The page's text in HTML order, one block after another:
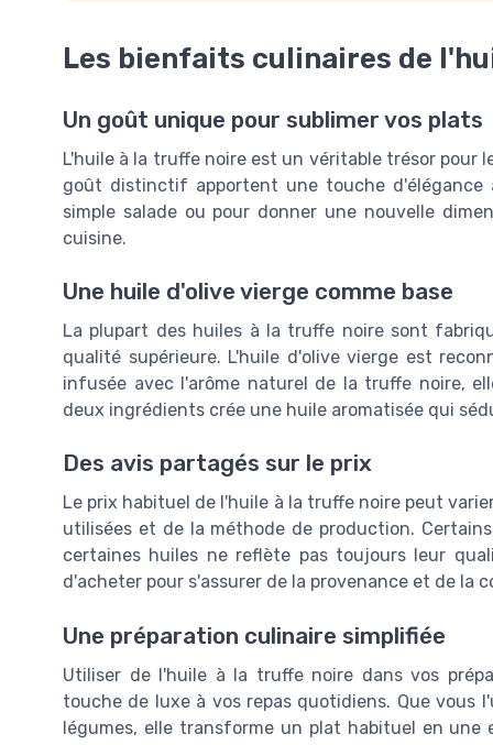
Les bienfaits culinaires de
Un goût unique pour sublimer vos plats
L'huile à la truffe noire est un véritable trésor pour
goût distinctif apportent une touche d'élégance
simple salade ou pour donner une nouvelle
cuisine.
Une huile d'olive vierge comme base
La plupart des huiles à la truffe noire sont
qualité supérieure. L'huile d'olive vierge est
infusée avec l'arôme naturel de la truffe noire,
deux ingrédients crée une huile aromatisée qui
Des avis partagés sur le prix
Le prix habituel de l'huile à la truffe noire peut
utilisées et de la méthode de production.
certaines huiles ne reflète pas toujours leur
d'acheter pour s'assurer de la provenance et de la
Une préparation culinaire simplifiée
Utiliser de l'huile à la truffe noire dans vos
touche de luxe à vos repas quotidiens. Que vous
légumes, elle transforme un plat habituel en une